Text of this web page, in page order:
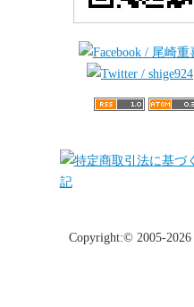
Copyright:© 2005-2026